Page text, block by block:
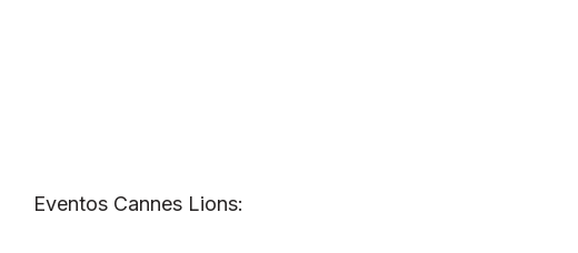
Eventos Cannes Lions: